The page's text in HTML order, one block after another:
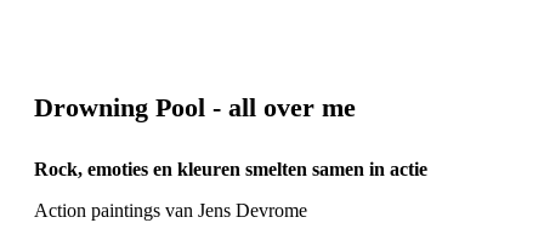
Drowning Pool - all over me
Rock, emoties en kleuren smelten samen in actie
Action paintings van Jens Devrome